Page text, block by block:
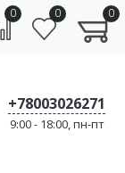
0 0 0
+78003026271
9:00 - 18:00, пн-пт